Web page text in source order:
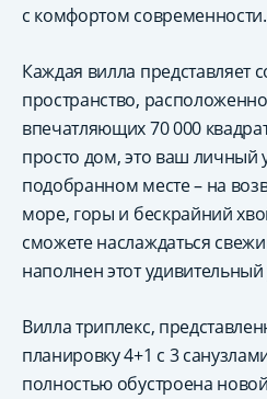
с комфортом современности.
Каждая вилла представляет
пространство,
впечатляющих 70 000
просто дом, это ваш личный
подобранном месте – на
море, горы и бескрайний
сможете наслаждаться
наполнен этот
Вилла триплекс,
планировку 4+1 с 3
полностью обустроена